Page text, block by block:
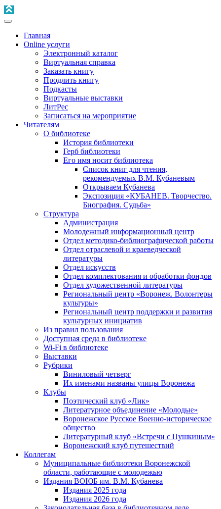
Главная
Online услуги
Электронный каталог
Виртуальная справка
Заказать книгу
Продлить книгу
Подкасты
Виртуальные выставки
ЛитРес
Записаться на мероприятие
Читателям
О библиотеке
История библиотеки
Герб библиотеки
Его имя носит библиотека
Список книг для чтения,
рекомендуемых В.М. Кубаневым
Открываем Кубанева
Экспозиция «КУБАНЕВ. Творчество.
Биография. Судьба»
Структура
Администрация
Молодежный информационный центр
Отдел методико-библиографической работы
Отдел отраслевой и краеведческой
литературы
Отдел искусств
Отдел комплектования и обработки фондов
Отдел художественной литературы
Региональный центр «Воронеж. Волонтеры
культуры»
Региональный центр поддержки и развития
культурных инициатив
Из правил пользования
Доступная среда в библиотеке
Wi-Fi в библиотеке
Выставки
Рубрики
Виниловый четверг
Их именами названы улицы Воронежа
Клубы
Поэтический клуб «Лик»
Литературное объединение «Молодые»
Воронежское Русское Военно-историческое
общество
Литературный клуб «Встречи с Пушкиным»
Воронежский клуб путешествий
Коллегам
Муниципальные библиотеки Воронежской
области, работающие с молодежью
Издания ВОЮБ им. В.М. Кубанева
Издания 2025 года
Издания 2026 года